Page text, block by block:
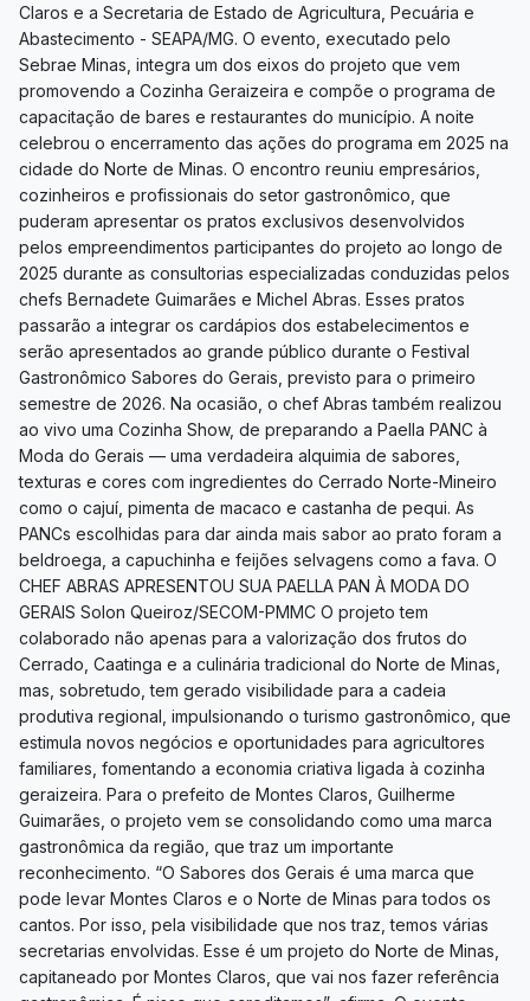
Claros e a Secretaria de Estado de Agricultura, Pecuária e
Abastecimento - SEAPA/MG. O evento, executado pelo
Sebrae Minas, integra um dos eixos do projeto que vem
promovendo a Cozinha Geraizeira e compõe o programa de
capacitação de bares e restaurantes do município. A noite
celebrou o encerramento das ações do programa em 2025 na
cidade do Norte de Minas. O encontro reuniu empresários,
cozinheiros e profissionais do setor gastronômico, que
puderam apresentar os pratos exclusivos desenvolvidos
pelos empreendimentos participantes do projeto ao longo de
2025 durante as consultorias especializadas conduzidas pelos
chefs Bernadete Guimarães e Michel Abras. Esses pratos
passarão a integrar os cardápios dos estabelecimentos e
serão apresentados ao grande público durante o Festival
Gastronômico Sabores do Gerais, previsto para o primeiro
semestre de 2026. Na ocasião, o chef Abras também realizou
ao vivo uma Cozinha Show, de preparando a Paella PANC à
Moda do Gerais — uma verdadeira alquimia de sabores,
texturas e cores com ingredientes do Cerrado Norte-Mineiro
como o cajuí, pimenta de macaco e castanha de pequi. As
PANCs escolhidas para dar ainda mais sabor ao prato foram a
beldroega, a capuchinha e feijões selvagens como a fava. O
CHEF ABRAS APRESENTOU SUA PAELLA PAN À MODA DO
GERAIS Solon Queiroz/SECOM-PMMC O projeto tem
colaborado não apenas para a valorização dos frutos do
Cerrado, Caatinga e a culinária tradicional do Norte de Minas,
mas, sobretudo, tem gerado visibilidade para a cadeia
produtiva regional, impulsionando o turismo gastronômico, que
estimula novos negócios e oportunidades para agricultores
familiares, fomentando a economia criativa ligada à cozinha
geraizeira. Para o prefeito de Montes Claros, Guilherme
Guimarães, o projeto vem se consolidando como uma marca
gastronômica da região, que traz um importante
reconhecimento. “O Sabores dos Gerais é uma marca que
pode levar Montes Claros e o Norte de Minas para todos os
cantos. Por isso, pela visibilidade que nos traz, temos várias
secretarias envolvidas. Esse é um projeto do Norte de Minas,
capitaneado por Montes Claros, que vai nos fazer referência